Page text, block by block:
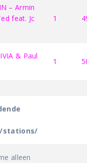
– Armin
feat. Jc
1
& Paul
1
stations/
alleen